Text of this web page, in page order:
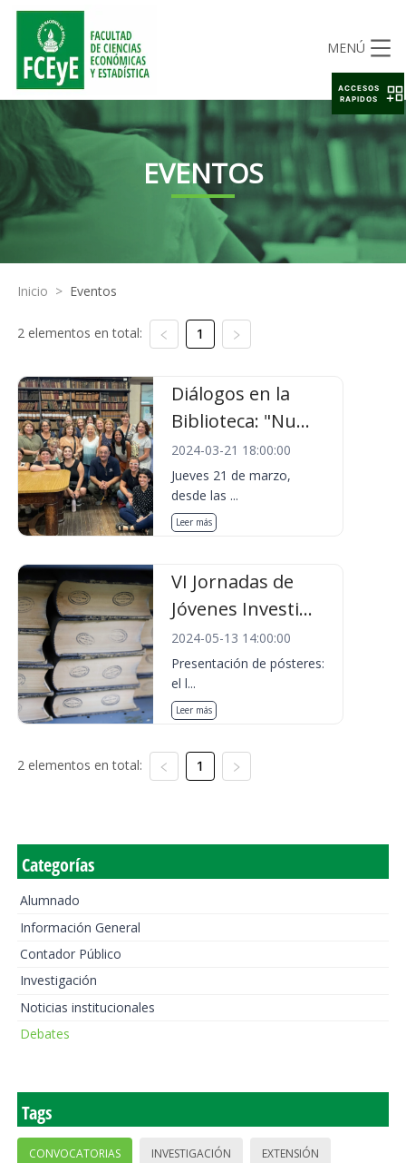
MENÚ
EVENTOS
Inicio > Eventos
2 elementos en total: 1
Diálogos en la
Biblioteca: "Nu...
2024-03-21 18:00:00
Jueves 21 de marzo,
desde las ...
Leer más
VI Jornadas de
Jóvenes Investi...
2024-05-13 14:00:00
Presentación de pósteres:
el l...
Leer más
2 elementos en total: 1
Categorías
Alumnado
Información General
Contador Público
Investigación
Noticias institucionales
Debates
Tags
CONVOCATORIAS INVESTIGACIÓN EXTENSIÓN
ACCESOS
RAPIDOS